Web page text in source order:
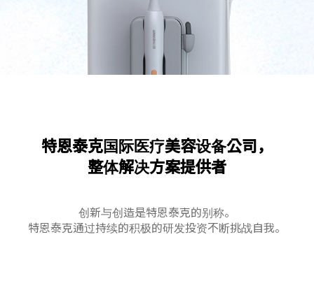
特恩泰克国际医疗美容设备公司，
整体解决方案提供者
创新与创造是特恩泰克的别称。
特恩泰克通过持续的积极的研发投资不断挑战自我。